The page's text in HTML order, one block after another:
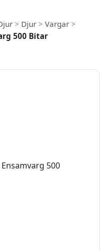
> Djur > Vargar >
500 Bitar